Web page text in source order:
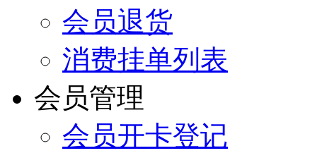
会员退货
消费挂单列表
会员管理
会员开卡登记